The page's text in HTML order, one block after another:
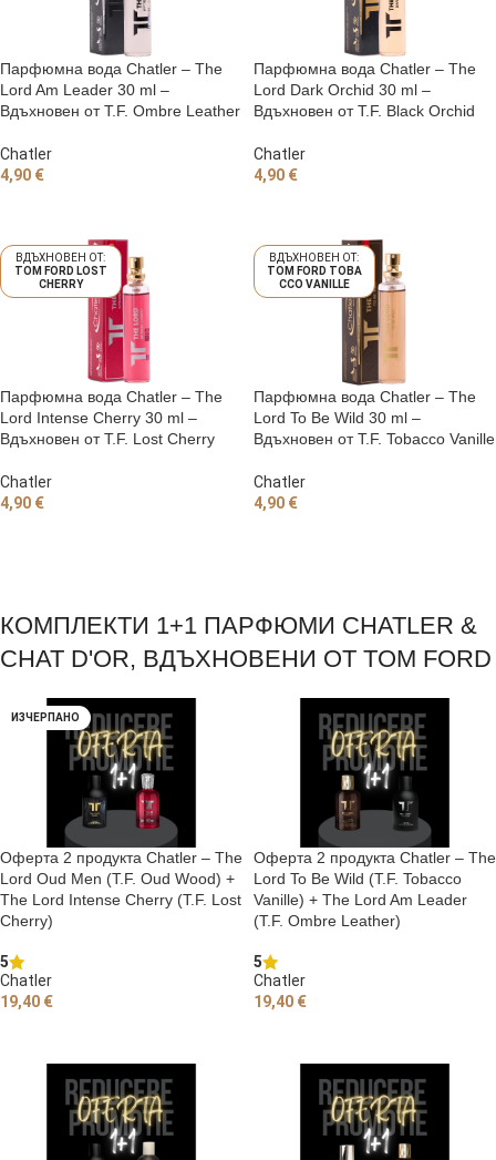
Парфюмна вода Chatler – The
Lord Am Leader 30 ml –
Вдъхновен от T.F. Ombre Leather
Chatler
4,90 €
Парфюмна вода Chatler – The
Lord Dark Orchid 30 ml –
Вдъхновен от T.F. Black Orchid
Chatler
4,90 €
TOM FORD LOST
CHERRY
Парфюмна вода Chatler – The
Lord Intense Cherry 30 ml –
Вдъхновен от T.F. Lost Cherry
Chatler
4,90 €
TOM FORD TOBA
CCO VANILLE
Парфюмна вода Chatler – The
Lord To Be Wild 30 ml –
Вдъхновен от T.F. Tobacco Vanille
Chatler
4,90 €
КОМПЛЕКТИ 1+1 ПАРФЮМИ CHATLER &
CHAT D'OR, ВДЪХНОВЕНИ ОТ TOM FORD
ИЗЧЕРПАНО
Оферта 2 продукта Chatler – The
Lord Oud Men (T.F. Oud Wood) +
The Lord Intense Cherry (T.F. Lost
Cherry)
5
Chatler
19,40 €
Оферта 2 продукта Chatler – The
Lord To Be Wild (T.F. Tobacco
Vanille) + The Lord Am Leader
(T.F. Ombre Leather)
5
Chatler
19,40 €